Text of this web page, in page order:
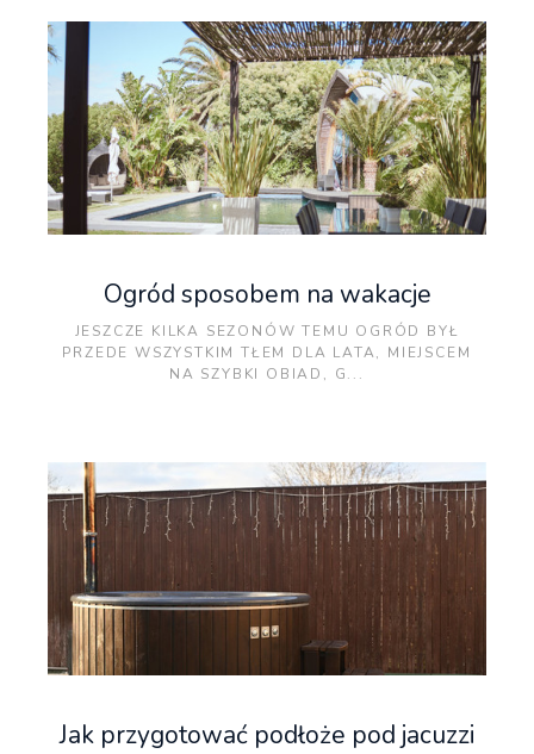
Ogród sposobem na wakacje
JESZCZE KILKA SEZONÓW TEMU OGRÓD BYŁ
PRZEDE WSZYSTKIM TŁEM DLA LATA, MIEJSCEM
NA SZYBKI OBIAD, G...
Jak przygotować podłoże pod jacuzzi